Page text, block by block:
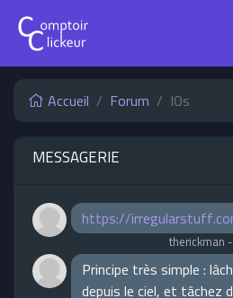
Accueil Forum IOs
MESSAGERIE
https://
therickman -
Principe très simple :
depuis le ciel, et tâchez